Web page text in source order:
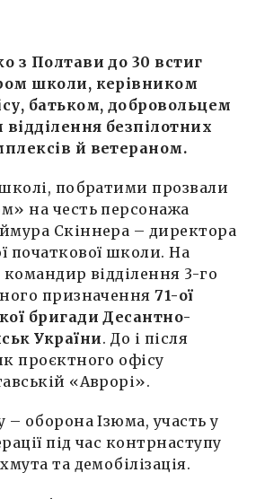
з Полтави до 30 встиг
школи, керівником
батьком, добровольцем
безпілотних
й ветераном.
побратими прозвали
на честь персонажа
Скіннера – директора
початкової школи. На
командир відділення 3-го
призначення71-ої
бригади Десантно-
України. До і після
проєктного офісу
«Аврорі».
– оборона Ізюма, участь у
під час контрнаступу
та демобілізація.